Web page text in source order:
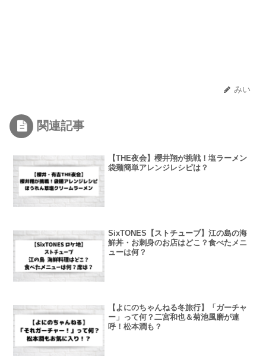
みい
関連記事
【THE夜会】櫻井翔が挑戦！塩ラーメン
袋麺簡単アレンジレシピは？
SixTONES【ストチューブ】江の島の海
鮮丼・お刺身のお店はどこ？食べたメニ
ューは何？
【よにのちゃんねる冬旅行】「ガーチャ
ー」って何？二宮和也＆菊池風磨が連
呼！松本潤も？